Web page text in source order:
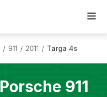
/ 911 / 2011 / Targa 4s
Porsche 911